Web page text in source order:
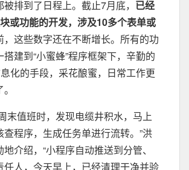
排到了日程上。截止7月底， 已经
或功能的开发，涉及10多个表单或
，这些数字还在不断增长。所有的功
建到“小蜜蜂”程序框架下，辛勤的
息化的手段，采花酿蜜，日常工作更
末值班时，发现电缆井积水，马上
程序，生成任务单进行流转。”洪
介绍，“小程序自动推送到分管、
任人，今天早上，已经清理干净并验